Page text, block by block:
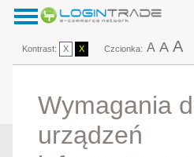
Kontrast: X X Czcionka: A A A
Wymagania
urządzeń